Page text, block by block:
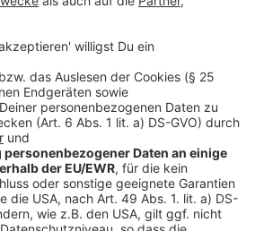
präsentiert ein
– mit aufwändigen
Choreografien und einem
der mitreißt. Von Queen bis
bis Lady Gaga – dieser
Hits und beste Stimmung.
(Bühne am Kirchplatz)
die Party weiter: Vier Musiker mit
und Humor liefern eine